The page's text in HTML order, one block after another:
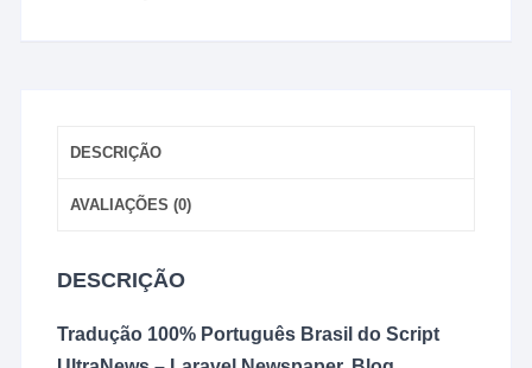
DESCRIÇÃO
AVALIAÇÕES (0)
DESCRIÇÃO
Tradução 100% Português Brasil do Script